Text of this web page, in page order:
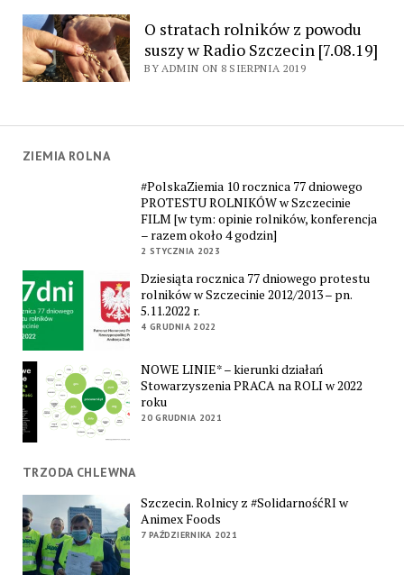
ZIEMIA ROLNA
#PolskaZiemia 10 rocznica 77 dniowego
PROTESTU ROLNIKÓW w Szczecinie
FILM [w tym: opinie rolników, konferencja
– razem około 4 godzin]
2 STYCZNIA 2023
Dziesiąta rocznica 77 dniowego protestu
rolników w Szczecinie 2012/2013 – pn.
5.11.2022 r.
4 GRUDNIA 2022
NOWE LINIE* – kierunki działań
Stowarzyszenia PRACA na ROLI w 2022
roku
20 GRUDNIA 2021
TRZODA CHLEWNA
Szczecin. Rolnicy z #SolidarnośćRI w
Animex Foods
7 PAŹDZIERNIKA 2021
O stratach rolników z powodu
suszy w Radio Szczecin [7.08.19]
BY ADMIN ON 8 SIERPNIA 2019